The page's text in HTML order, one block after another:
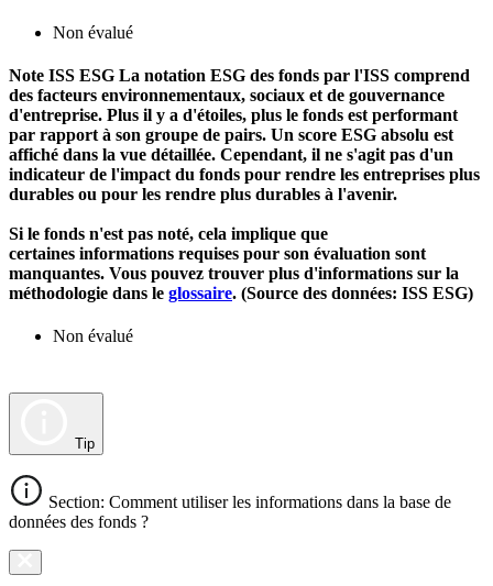
Non évalué
Note ISS ESG La notation ESG des fonds par l'ISS comprend
des facteurs environnementaux, sociaux et de gouvernance
d'entreprise. Plus il y a d'étoiles, plus le fonds est performant
par rapport à son groupe de pairs. Un score ESG absolu est
affiché dans la vue détaillée. Cependant, il ne s'agit pas d'un
indicateur de l'impact du fonds pour rendre les entreprises plus
durables ou pour les rendre plus durables à l'avenir.
Si le fonds n'est pas noté, cela implique que
certaines informations requises pour son évaluation sont
manquantes. Vous pouvez trouver plus d'informations sur la
méthodologie dans le glossaire. (Source des données: ISS ESG)
Non évalué
Tip
Section: Comment utiliser les informations dans la base de
données des fonds ?